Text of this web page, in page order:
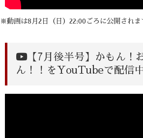
※動画は8月2日（日）22:00ごろに公開されま
【7月後半号】
かもん！
ん！！をYouTubeで配信中